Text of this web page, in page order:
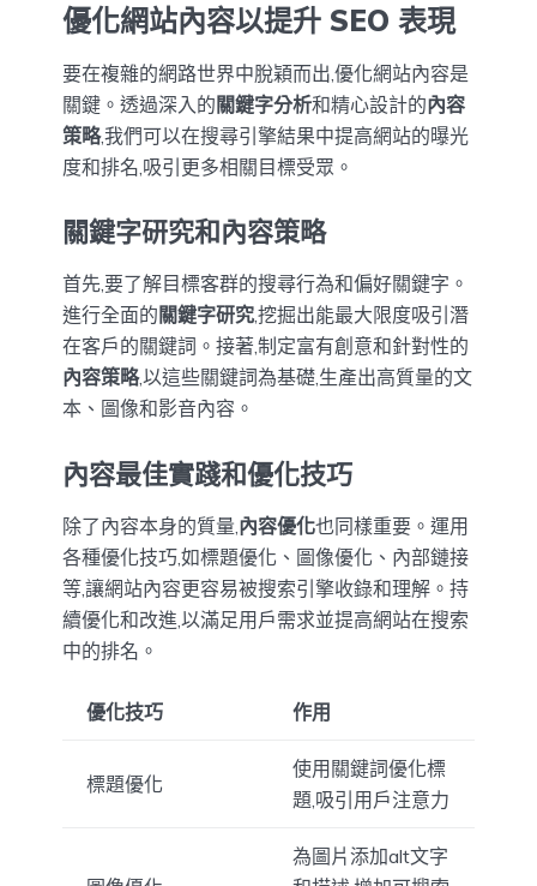
優化網站內容以提升 SEO 表現
要在複雜的網路世界中脫穎而出,優化網站內容是
關鍵。透過深入的關鍵字分析和精心設計的內容
策略,我們可以在搜尋引擎結果中提高網站的曝光
度和排名,吸引更多相關目標受眾。
關鍵字研究和內容策略
首先,要了解目標客群的搜尋行為和偏好關鍵字。
進行全面的 關鍵字研究,挖掘出能最大限度吸引潛
在客戶的關鍵詞。接著,制定富有創意和針對性的
內容策略,以這些關鍵詞為基礎,生產出高質量的文
本、圖像和影音內容。
內容最佳實踐和優化技巧
除了內容本身的質量, 內容優化也同樣重要。運用
各種優化技巧,如標題優化、圖像優化、內部鏈接
等,讓網站內容更容易被搜索引擎收錄和理解。持
續優化和改進,以滿足用戶需求並提高網站在搜索
中的排名。
優化技巧 作用
標題優化
使用關鍵詞優化標
題,吸引用戶注意力
為圖片添加alt文字